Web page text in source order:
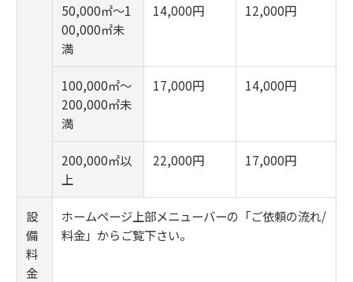
50,000㎡～1
00,000㎡未
満
14,000円 12,000円
100,000㎡～
200,000㎡未
満
17,000円 14,000円
200,000㎡以
上
22,000円 17,000円
設
備
料
金
ホームページ上部メニューバーの「ご依頼の流れ/
料金」からご覧下さい。